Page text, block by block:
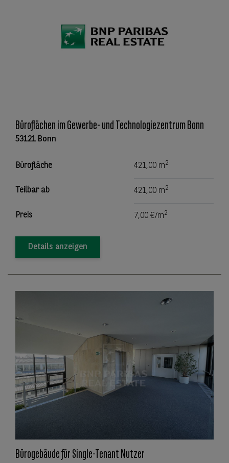
Büroflächen im Gewerbe- und Technologiezentrum Bonn
53121 Bonn
Bürofläche 421,00 m2
Teilbar ab 421,00 m2
Preis 7,00 €/m2
Details anzeigen
Bürogebäude für Single-Tenant Nutzer